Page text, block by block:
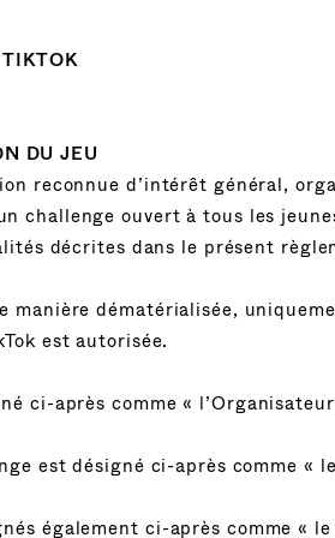
DU JEU
reconnue d’intérêt général,
challenge ouvert à tous les
décrites dans le présent
manière dématérialisée,
est autorisée.
ci-après comme «
est désigné ci-après comme «
également ci-après comme «